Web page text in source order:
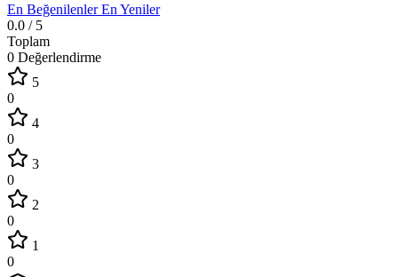
En BeğenilenlerEn Yeniler
0.0 / 5
Toplam
0 Değerlendirme
5
0
4
0
3
0
2
0
1
0